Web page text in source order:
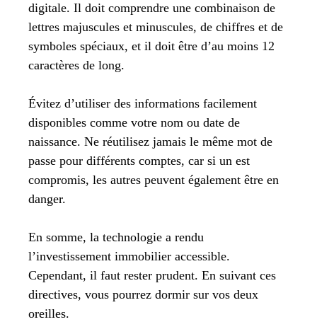
digitale. Il doit comprendre une combinaison de
lettres majuscules et minuscules, de chiffres et de
symboles spéciaux, et il doit être d’au moins 12
caractères de long.
Évitez d’utiliser des informations facilement
disponibles comme votre nom ou date de
naissance. Ne réutilisez jamais le même mot de
passe pour différents comptes, car si un est
compromis, les autres peuvent également être en
danger.
En somme, la technologie a rendu
l’investissement immobilier accessible.
Cependant, il faut rester prudent. En suivant ces
directives, vous pourrez dormir sur vos deux
oreilles.